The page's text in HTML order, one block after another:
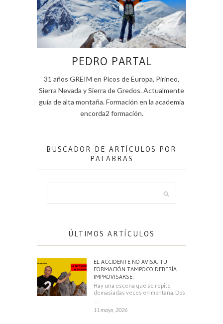
PEDRO PARTAL
31 años GREIM en Picos de Europa, Pirineo,
Sierra Nevada y Sierra de Gredos. Actualmente
guía de alta montaña. Formación en la academia
encorda2 formación.
BUSCADOR DE ARTÍCULOS POR
PALABRAS
ÚLTIMOS ARTÍCULOS
EL ACCIDENTE NO AVISA. TU
FORMACIÓN TAMPOCO DEBERÍA
IMPROVISARSE.
Hay una escena que se repite
demasiadas veces en montaña. Dos
11 mayo, 2026